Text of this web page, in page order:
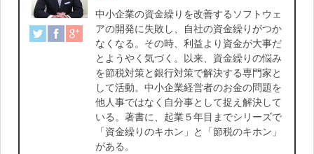
中小企業の資金繰りを改善するソフトウェ
アの開発に失敗し、自社の資金繰りがつか
なくなる。その時、利益より資金が大事だ
とようやく気づく。以来、資金繰りの悩み
を節税対策と銀行対策で解決する専門家と
して活動。中小企業経営者のお金の問題を
他人事ではなく自分事として捉え解決して
いる。著書に、起業５年目までシリーズで
「資金繰りのキホン」と「節税のキホン」
がある。